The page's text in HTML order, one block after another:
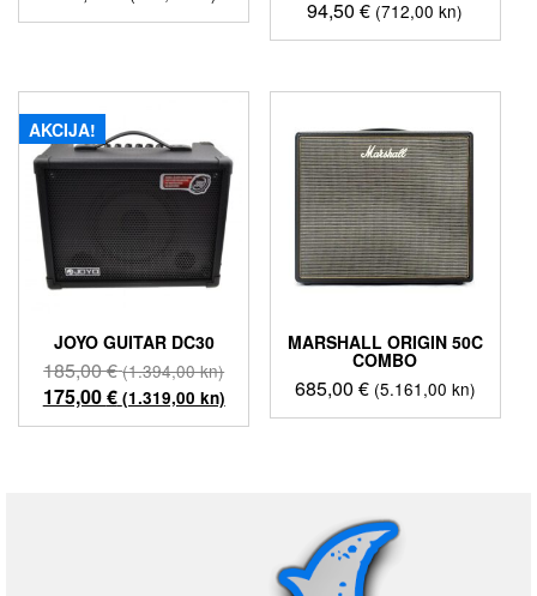
94,50€ (712,00 kn)
AKCIJA!
JOYO GUITAR DC30
185,00€ (1.394,00 kn)Izvorna
cijena
bila
175,00€ (1.319,00 kn)Trenutna
cijena
MARSHALL ORIGIN 50C
COMBO
685,00 € (5.161,00 kn)